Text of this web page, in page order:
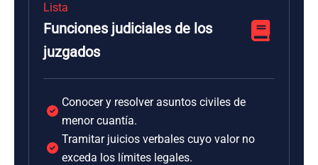
Lista
Funciones judiciales de los
juzgados
Conocer y resolver asuntos civiles de
menor cuantía.
Tramitar juicios verbales cuyo valor no
exceda los límites legales.